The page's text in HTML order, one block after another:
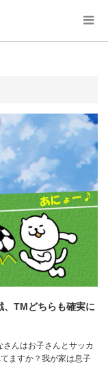
、TMどちらも確実に
んはお子さんとサッカ
ますか？我が家は息子